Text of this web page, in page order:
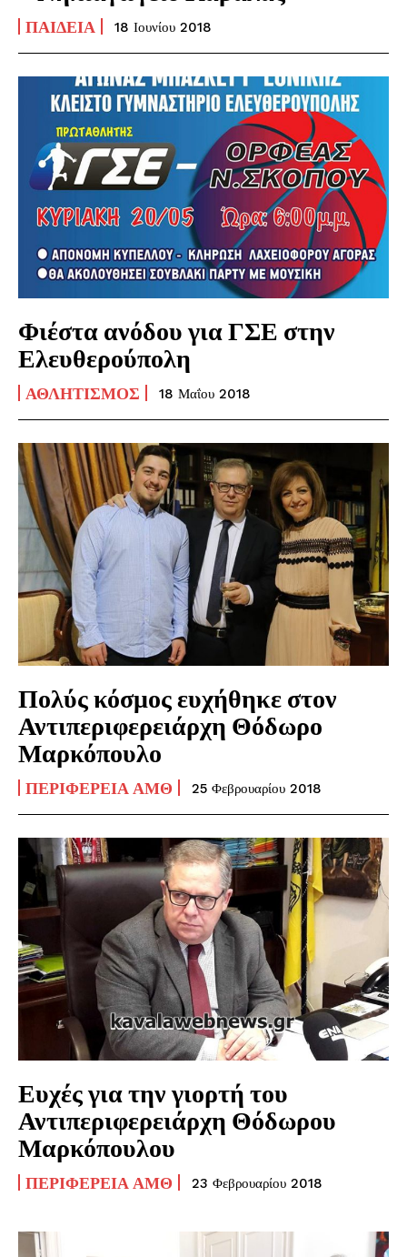
ΠΑΙΔΕΊΑ 18 Ιουνίου 2018
Φιέστα ανόδου για ΓΣΕ στην
Ελευθερούπολη
ΑΘΛΗΤΙΣΜΌΣ 18 Μαΐου 2018
Πολύς κόσμος ευχήθηκε στον
Αντιπεριφερειάρχη Θόδωρο
Μαρκόπουλο
ΠΕΡΙΦΈΡΕΙΑ ΑΜΘ 25 Φεβρουαρίου 2018
Ευχές για την γιορτή του
Αντιπεριφερειάρχη Θόδωρου
Μαρκόπουλου
ΠΕΡΙΦΈΡΕΙΑ ΑΜΘ 23 Φεβρουαρίου 2018